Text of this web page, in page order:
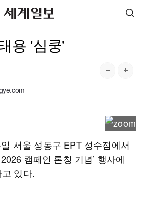
용 '심쿵'
서울 성동구 EPT 성수점에서
캠페인 론칭 기념’ 행사에
있다.